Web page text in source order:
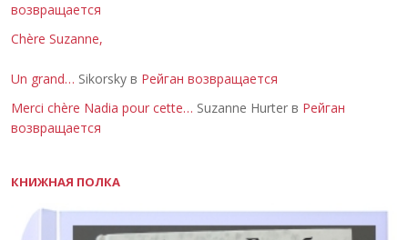
возвращается
Chère Suzanne,
Un grand… Sikorsky в Рейган возвращается
Merci chère Nadia pour cette… Suzanne Hurter в Рейган
возвращается
КНИЖНАЯ ПОЛКА